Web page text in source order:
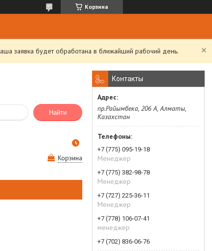
Корзина
заявка будет обработана в ближайший рабочий день.
Найти
Корзина
Контакты
пр.Райымбека, 206 А, Алматы,
Казахстан
+7 (775) 095-19-18
Менеджер
+7 (775) 382-98-78
Менеджер
+7 (727) 225-36-11
Менеджер
+7 (778) 106-07-41
менеджер
+7 (702) 836-06-76